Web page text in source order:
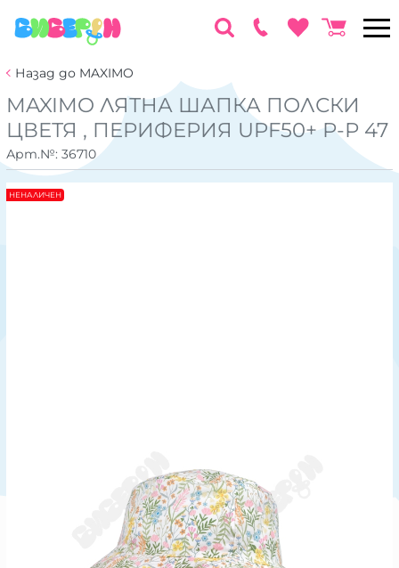
Назад до MAXIMO
MAXIMO ЛЯТНА ШАПКА ПОЛСКИ
ЦВЕТЯ , ПЕРИФЕРИЯ UPF50+ Р-Р 47
Арт.№: 36710
НЕНАЛИЧЕН